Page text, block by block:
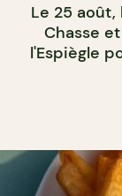
Le 25
Chasse
l'Espiègle